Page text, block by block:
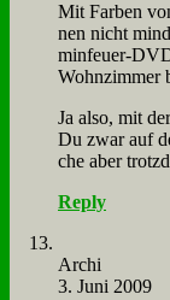
Mit Far­ben
nen nicht
min­feu­er-
Wohn­zim­mer
Ja al­so, mit
Du zwar auf
che aber
Reply
Ar­chi
3. Juni 2009